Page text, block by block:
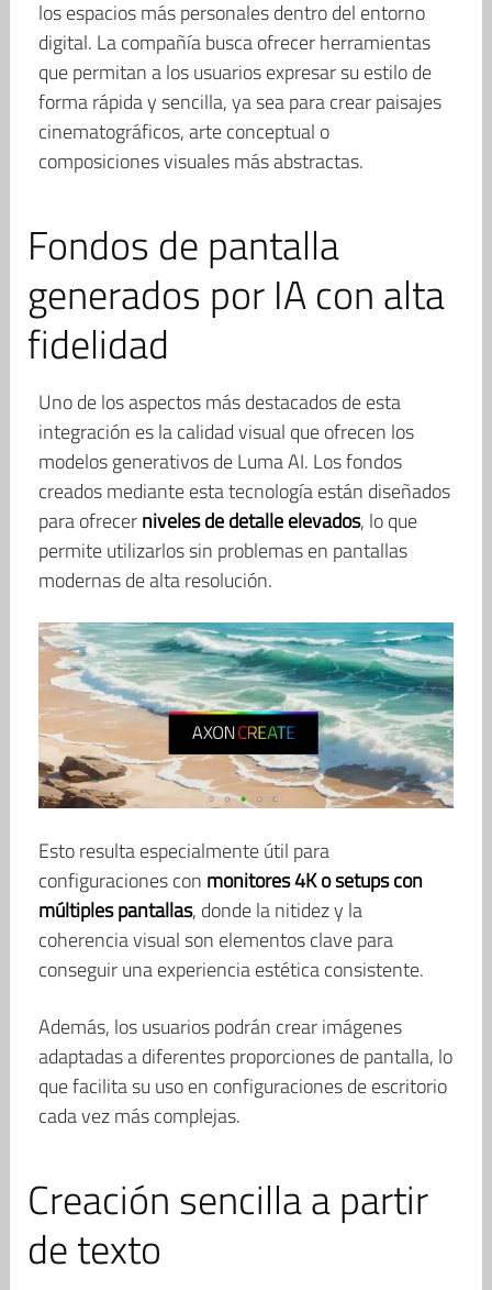
los espacios más personales dentro del entorno
digital. La compañía busca ofrecer herramientas
que permitan a los usuarios expresar su estilo de
forma rápida y sencilla, ya sea para crear paisajes
cinematográficos, arte conceptual o
composiciones visuales más abstractas.
Fondos de pantalla
generados por IA con alta
fidelidad
Uno de los aspectos más destacados de esta
integración es la calidad visual que ofrecen los
modelos generativos de Luma AI. Los fondos
creados mediante esta tecnología están diseñados
para ofrecerniveles de detalle elevados, lo que
permite utilizarlos sin problemas en pantallas
modernas de alta resolución.
Esto resulta especialmente útil para
configuraciones con monitores 4K o setups con
múltiples pantallas, donde la nitidez y la
coherencia visual son elementos clave para
conseguir una experiencia estética consistente.
Además, los usuarios podrán crear imágenes
adaptadas a diferentes proporciones de pantalla, lo
que facilita su uso en configuraciones de escritorio
cada vez más complejas.
Creación sencilla a partir
de texto